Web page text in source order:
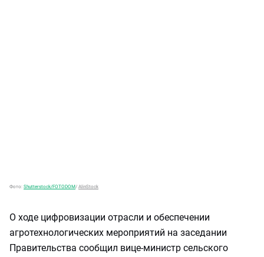
Фото: Shutterstock/FOTODOM/ AlinStock
О ходе цифровизации отрасли и обеспечении
агротехнологических мероприятий на заседании
Правительства сообщил вице-министр сельского